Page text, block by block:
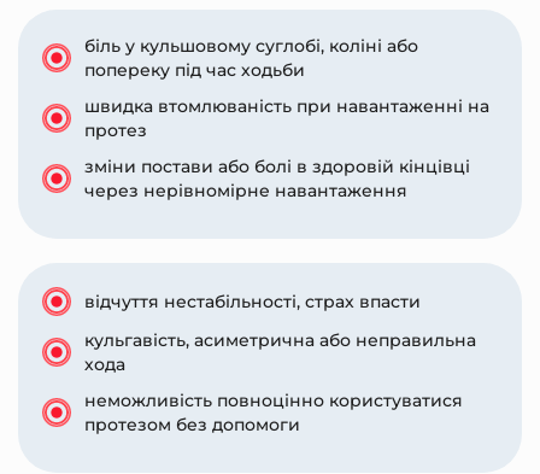
біль у кульшовому суглобі, коліні або
попереку під час ходьби
швидка втомлюваність при навантаженні на
протез
зміни постави або болі в здоровій кінцівці
через нерівномірне навантаження
відчуття нестабільності, страх впасти
кульгавість, асиметрична або неправильна
хода
неможливість повноцінно користуватися
протезом без допомоги